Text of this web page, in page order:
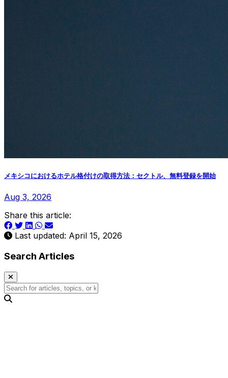
メキシコにおけるホテル格付けの取得方法：セクトル、無料登録を開始
Aug 3, 2026
Share this article:
Last updated: April 15, 2026
Search Articles